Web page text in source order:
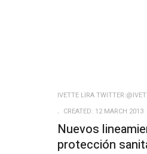
IVETTE LIRA
CREATED: 12 MARCH 2013
Nuevos
protección